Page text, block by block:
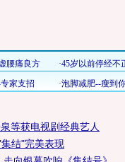
等获电视剧经典艺人
结"完美表现